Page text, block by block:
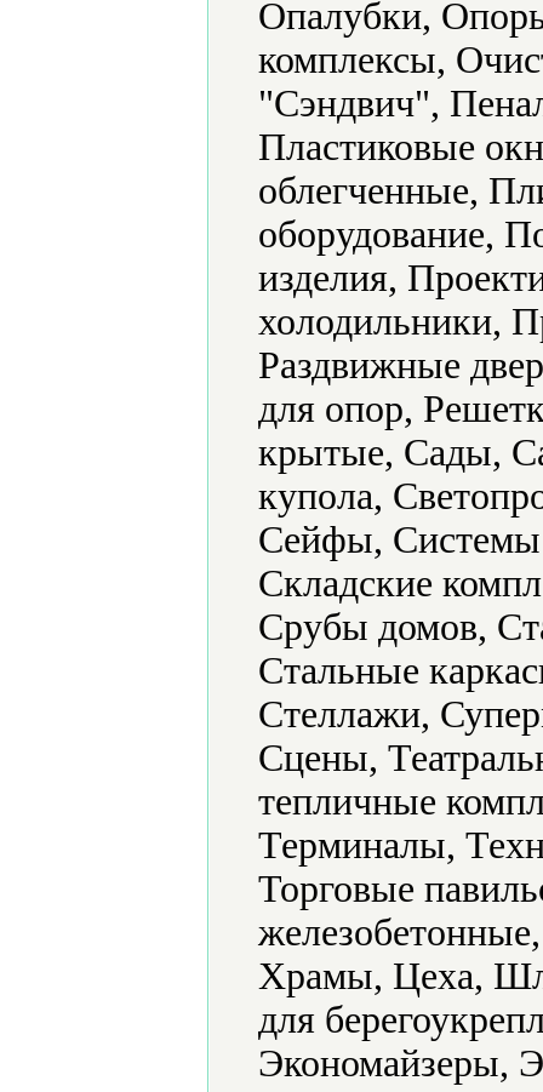
Опалубки,
комплексы,
"Сэндвич",
Пластиковые
облегченные,
оборудование,
изделия,
холодильники,
Раздвижные
для опор,
крытые, Сады,
купола,
Сейфы, Системы
Складские
Срубы домов,
Стальные
Стеллажи,
Сцены,
тепличные
Терминалы,
Торговые
Храмы, Цеха,
для
Экономайзеры,